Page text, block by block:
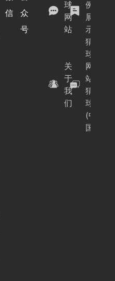
信
众
号
球
网
站
例
展
示
关
于
我
们
猜
球
网
站-
猜
球
(中
国)